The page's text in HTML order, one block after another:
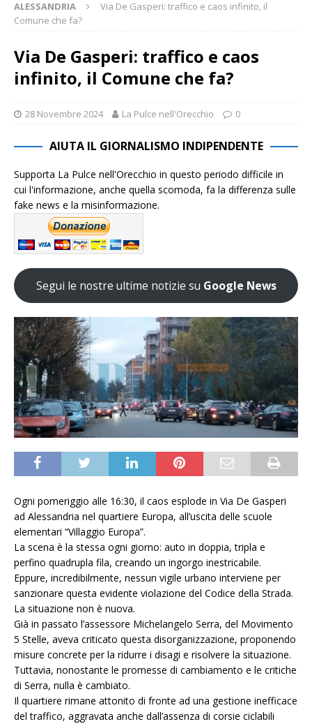
ALESSANDRIA
Via De Gasperi: traffico e caos infinito, il
Comune che fa?
Via De Gasperi: traffico e caos
infinito, il Comune che fa?
28 Novembre 2024 La Pulce nell'Orecchio 0
AIUTA IL GIORNALISMO INDIPENDENTE
Supporta La Pulce nell'Orecchio in questo periodo difficile in
cui l'informazione, anche quella scomoda, fa la differenza sulle
fake news e la misinformazione.
Segui le nostre ultime notizie su Google News
Ogni pomeriggio alle 16:30, il caos esplode in Via De Gasperi
ad Alessandria nel quartiere Europa, all’uscita delle scuole
elementari “Villaggio Europa”.
La scena è la stessa ogni giorno: auto in doppia, tripla e
perfino quadrupla fila, creando un ingorgo inestricabile.
Eppure, incredibilmente, nessun vigile urbano interviene per
sanzionare questa evidente violazione del Codice della Strada.
La situazione non è nuova.
Già in passato l’assessore Michelangelo Serra, del Movimento
5 Stelle, aveva criticato questa disorganizzazione, proponendo
misure concrete per la ridurre i disagi e risolvere la situazione.
Tuttavia, nonostante le promesse di cambiamento e le critiche
di Serra, nulla è cambiato.
Il quartiere rimane attonito di fronte ad una gestione inefficace
del traffico, aggravata anche dall’assenza di corsie ciclabili